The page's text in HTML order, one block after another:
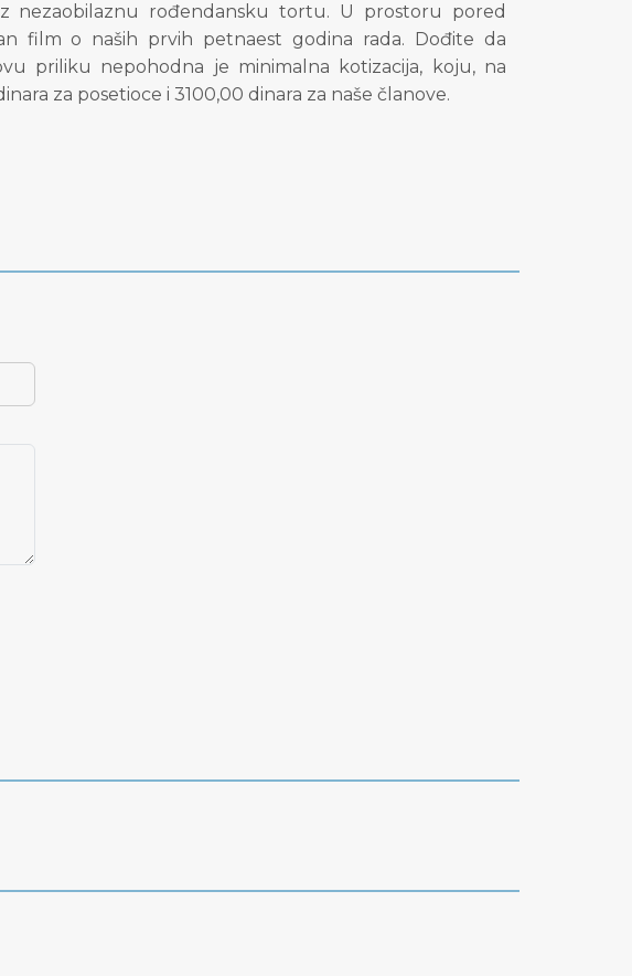
nezaobilaznu rođendansku tortu. U prostoru pored
film o naših prvih petnaest godina rada. Dođite da
priliku nepohodna je minimalna kotizacija, koju, na
za posetioce i 3100,00 dinara za naše članove.